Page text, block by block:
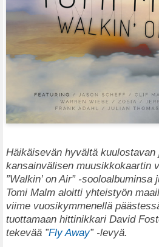
Häikäisevän hyvältä
kansainvälisen muusikkokaartin
”Walkin’ on Air” -
Tomi Malm aloitti yhteistyön
viime vuosikymmenellä
tuottamaan hittinikkari David
tekevää ”Fly Away” -levyä.